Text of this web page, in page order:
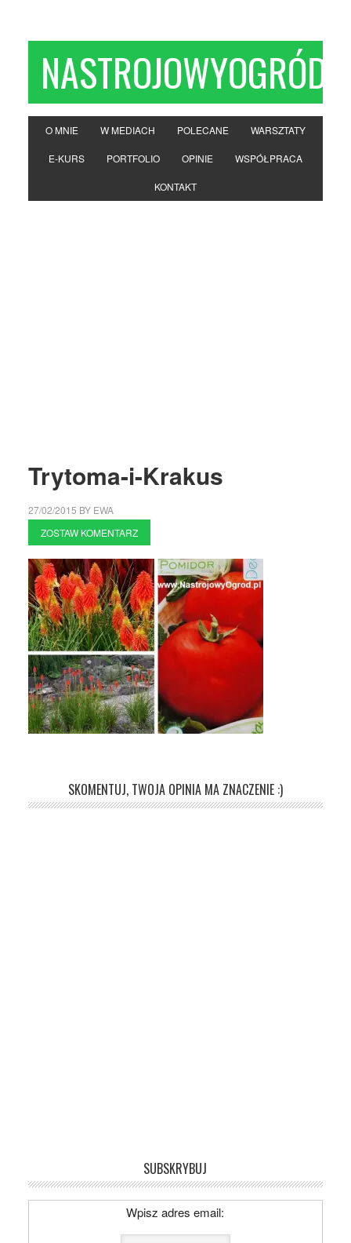
NASTROJOWYOGRÓD
O MNIE W MEDIACH POLECANE WARSZTATY
E-KURS PORTFOLIO OPINIE WSPÓŁPRACA
KONTAKT
Trytoma-i-Krakus
27/02/2015 BY EWA
ZOSTAW KOMENTARZ
SKOMENTUJ, TWOJA OPINIA MA ZNACZENIE :)
SUBSKRYBUJ
Wpisz adres email: